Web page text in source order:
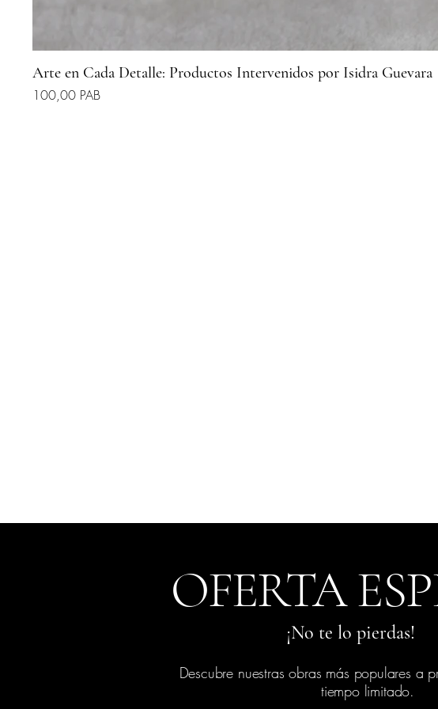
Arte en Cada Detalle: Productos Intervenidos por Isidra Guevara
Preis
100,00 PAB
OFERTA
¡No te lo pierdas!
Descubre nuestras obras más populares a
tiempo limitado.